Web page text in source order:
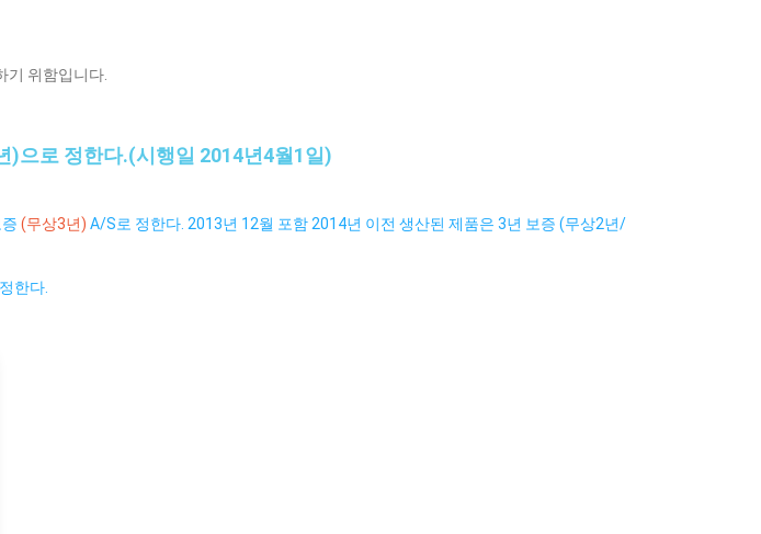
기 위함입니다.
)으로 정한다.(시행일 2014년4월1일)
(무상3년) A/S로 정한다. 2013년 12월 포함 2014년 이전 생산된 제품은 3년 보증 (무상2년/
한다.